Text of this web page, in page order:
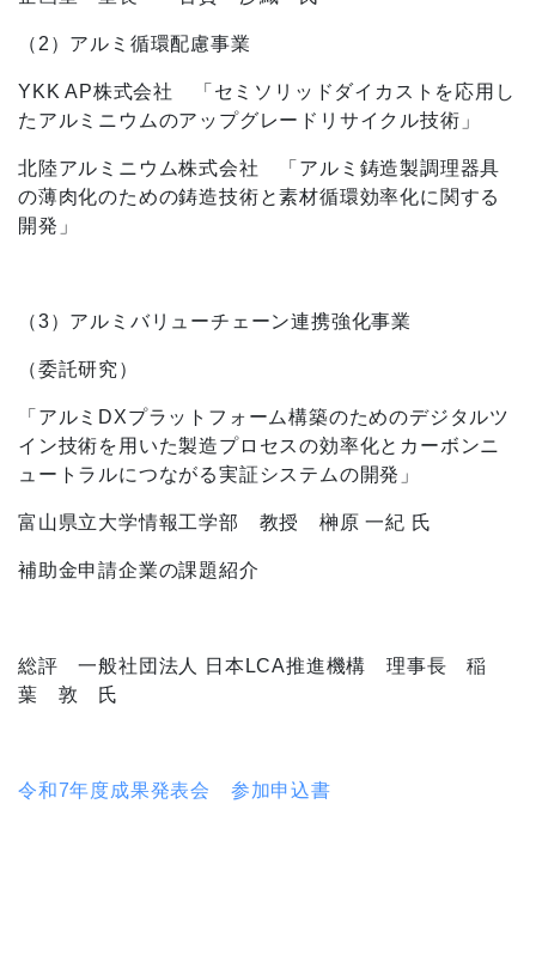
（ 2 ）アルミ循環配慮事業
YKK AP株式会社 「セミソリッドダイカストを応用し
たアルミニウムのアップグレードリサイクル技術」
北陸アルミニウム株式会社 「アルミ鋳造製調理器具
の薄肉化のための鋳造技術と素材循環効率化に関する
開発」
（3）アルミバリューチェーン連携強化事業
（委託研究）
「アルミ DXプラットフォーム構築のためのデジタルツ
イン技術を用いた製造プロセスの効率化とカーボンニ
ュートラルにつながる実証システムの開発」
富山県立大学情報工学部 教授 榊原 一紀 氏
補助金申請企業の課題紹介
総評 一般社団法人 日本 LCA推進機構 理事長 稲
葉 敦 氏
令和7年度成果発表会 参加申込書